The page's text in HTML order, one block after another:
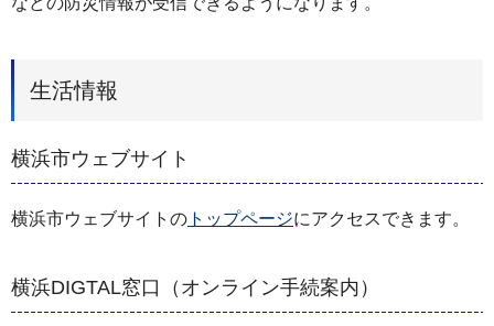
生活情報
横浜市ウェブサイト
横浜市ウェブサイトの トップページにアクセスできます。
横浜DIGTAL窓口（オンライン手続案内）